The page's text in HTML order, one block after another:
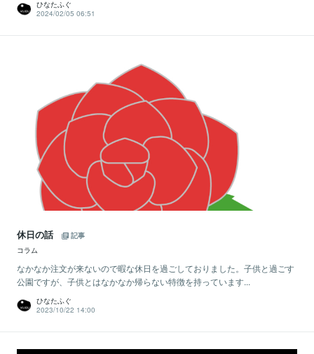
ひなたふぐ
2024/02/05 06:51
休日の話
記事
コラム
なかなか注文が来ないので暇な休日を過ごしておりました。子供と過ごす
公園ですが、子供とはなかなか帰らない特徴を持っています...
ひなたふぐ
2023/10/22 14:00